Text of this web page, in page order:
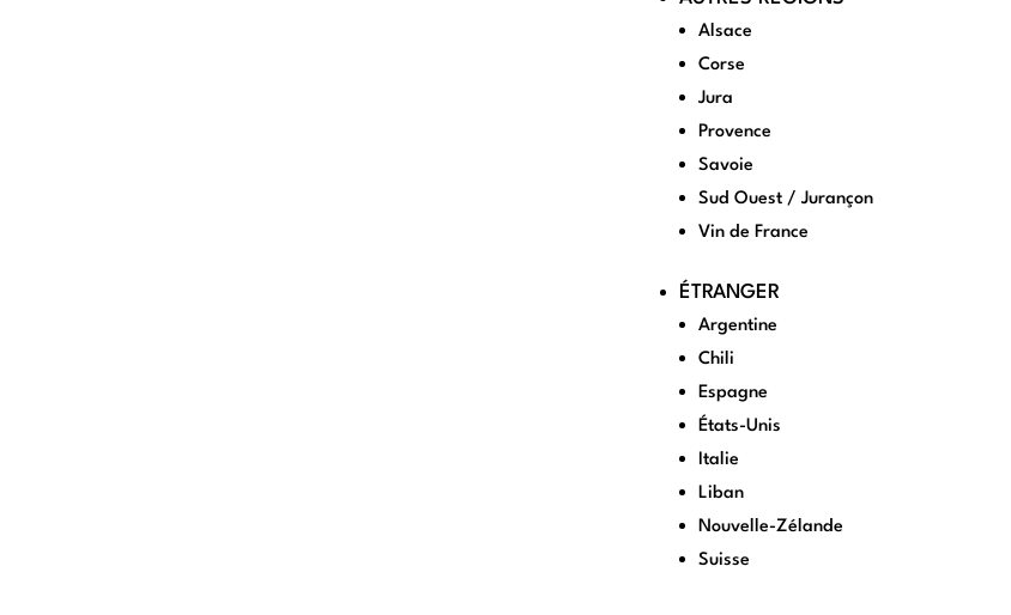
Alsace
Corse
Jura
Provence
Savoie
Sud Ouest / Jurançon
Vin de France
ÉTRANGER
Argentine
Chili
Espagne
États-Unis
Italie
Liban
Nouvelle-Zélande
Suisse